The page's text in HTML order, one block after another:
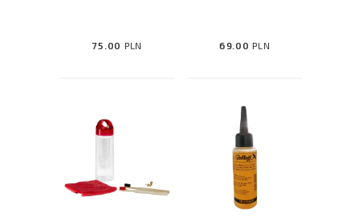
75.00 PLN 69.00 PLN